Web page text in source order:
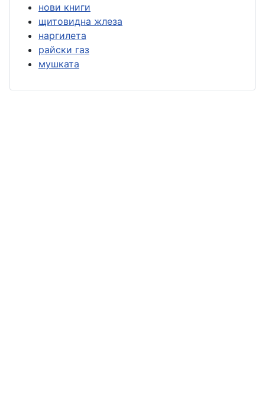
нови книги
щитовидна жлеза
наргилета
райски газ
мушката